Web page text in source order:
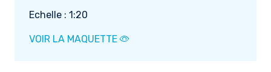
Echelle : 1:20
VOIR LA MAQUETTE